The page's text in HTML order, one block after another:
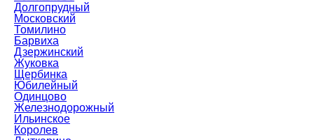
Долгопрудный
Московский
Томилино
Барвиха
Дзержинский
Жуковка
Щербинка
Юбилейный
Одинцово
Железнодорожный
Ильинское
Королев